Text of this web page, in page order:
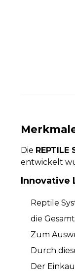
Die
entwickelt
Innovative
Reptile
die
Zum
Durch
Der